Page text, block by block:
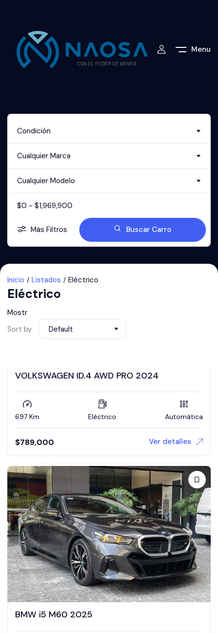
Menu
Condición
Cualquier Marca
Cualquier Modelo
$0 - $1,969,900
Más Filtros Buscar Carro
Inicio Listados Eléctrico
Eléctrico
Mostr
Sort by
Default
VOLKSWAGEN ID.4 AWD PRO 2024
697 Km Eléctrico Automática
$789,000 Ver detalles
BMW i5 M60 2025